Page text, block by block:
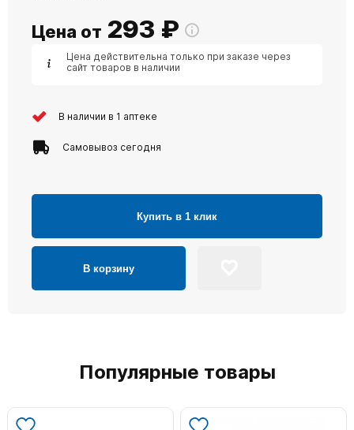
Цена от 293 ₽
Цена действительна только при заказе через
сайт товаров в наличии
В наличии в 1 аптеке
Самовывоз сегодня
Купить в 1 клик
В корзину
Популярные товары